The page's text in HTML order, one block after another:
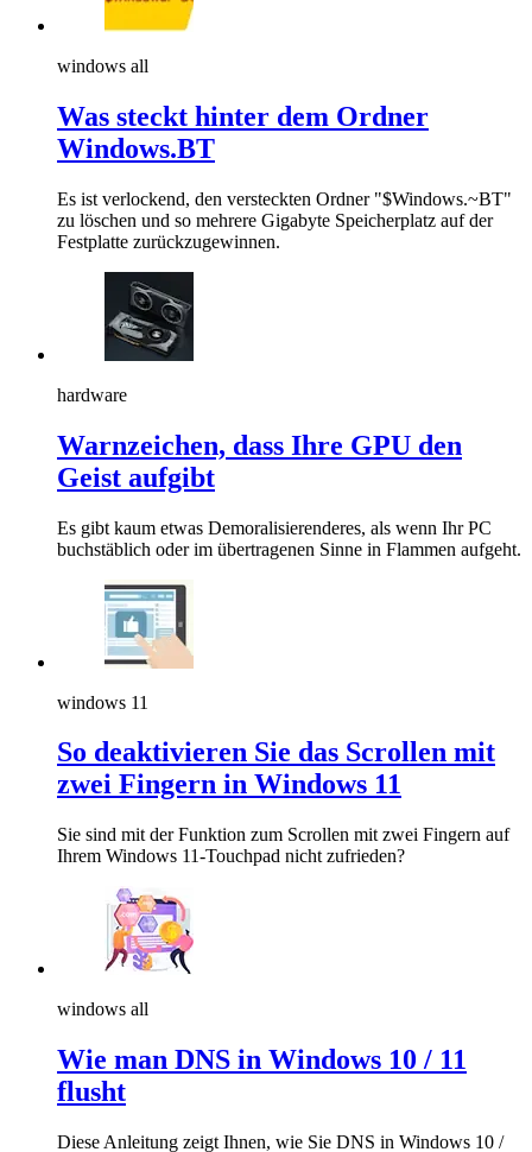
windows all
Was steckt hinter dem Ordner
Windows.BT
Es ist verlockend, den versteckten Ordner "$Windows.~BT"
zu löschen und so mehrere Gigabyte Speicherplatz auf der
Festplatte zurückzugewinnen.
hardware
Warnzeichen, dass Ihre GPU den
Geist aufgibt
Es gibt kaum etwas Demoralisierenderes, als wenn Ihr PC
buchstäblich oder im übertragenen Sinne in Flammen aufgeht.
windows 11
So deaktivieren Sie das Scrollen mit
zwei Fingern in Windows 11
Sie sind mit der Funktion zum Scrollen mit zwei Fingern auf
Ihrem Windows 11-Touchpad nicht zufrieden?
windows all
Wie man DNS in Windows 10 / 11
flusht
Diese Anleitung zeigt Ihnen, wie Sie DNS in Windows 10 /